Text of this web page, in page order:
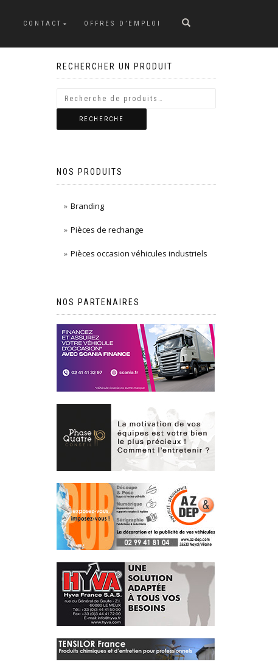
CONTACT OFFRES D’EMPLOI
RECHERCHER UN PRODUIT
RECHERCHE
NOS PRODUITS
Branding
Pièces de rechange
Pièces occasion véhicules industriels
NOS PARTENAIRES